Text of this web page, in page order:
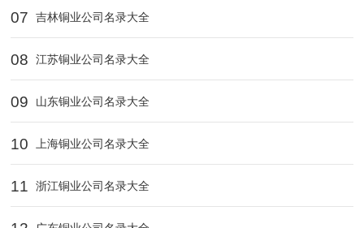
07 吉林铜业公司名录大全
08 江苏铜业公司名录大全
09 山东铜业公司名录大全
10 上海铜业公司名录大全
11 浙江铜业公司名录大全